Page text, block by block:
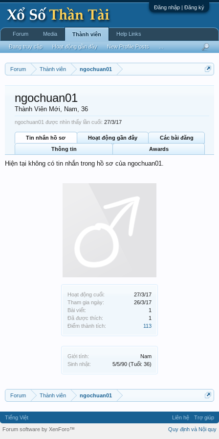
Đăng nhập | Đăng ký
Forum Thành viên ngochuan01
Hoạt động cuối:
27/3/17
Tham gia ngày:
26/3/17
Bài viết:
1
Đã được thích:
1
Điểm thành tích:
113
Giới tính:
Nam
Sinh nhật:
5/5/90 (Tuổi: 36)
ngochuan01
Thành Viên Mới, Nam, 36
ngochuan01 được nhìn thấy lần cuối: 27/3/17
Tin nhắn hồ sơ Hoạt động gần đây
Các bài đăng
Thông tin
Awards
Hiện tại không có tin nhắn trong hồ sơ của ngochuan01.
Forum Thành viên ngochuan01
Forum Media Thành viên
Đang truy cập Hoạt động gần đây New Profile Posts
Help Links
Tiếng Việt Liên hệ
Trợ giúp
Quy định và Nội quy
Forum software by XenForo™